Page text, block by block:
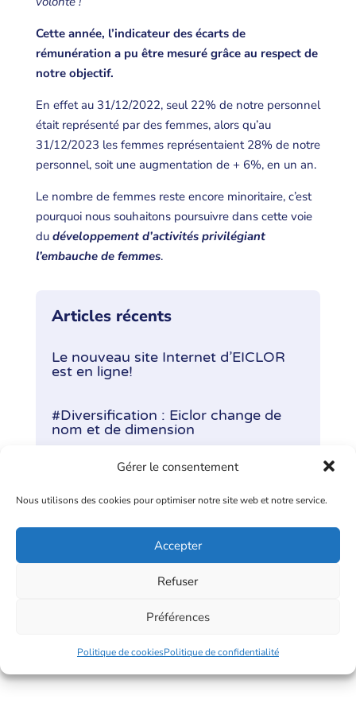
Gérer le consentement
Nous utilisons des cookies pour optimiser notre site web et notre service.
Accepter
Refuser
Préférences
Politique de cookiesPolitique de confidentialité
Cette année, l’indicateur des écarts de
rémunération a pu être mesuré grâce au respect de
notre objectif.
En effet au 31/12/2022, seul 22% de notre personnel
était représenté par des femmes, alors qu’au
31/12/2023 les femmes représentaient 28% de notre
personnel, soit une augmentation de + 6%, en un an.
Le nombre de femmes reste encore minoritaire, c’est
pourquoi nous souhaitons poursuivre dans cette voie
du développement d’activités privilégiant
l’embauche de femmes.
Articles récents
Le nouveau site Internet d’EICLOR
est en ligne!
#Diversification : Eiclor change de
nom et de dimension
Lorraine Ateliers change de nom et
Lorraine Ateliers devient Eiclor